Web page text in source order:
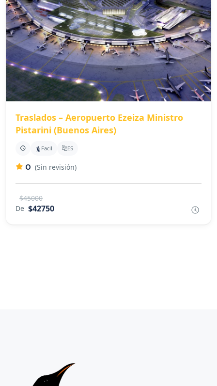
Traslados – Aeropuerto Ezeiza Ministro
Pistarini (Buenos Aires)
Facil ES
0 (Sin revisión)
$45000
De $42750